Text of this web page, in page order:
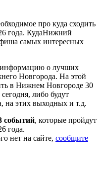
про куда сходить
года. КудаНижний
самых интересных
о лучших
Новгорода. На этой
в Нижнем Новгороде 30
либо будут
на этих выходных и т.д.
событий, которые пройдут
года.
нет на сайте, сообщите